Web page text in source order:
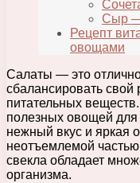
Сыр —
Рецепт
овощами
Салаты — это
сбалансировать свой
питательных
полезных овощей для
нежный вкус и яркая
неотъемлемой
свекла обладает
организма.